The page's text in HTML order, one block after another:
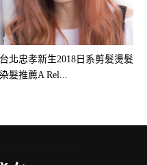
台北忠孝新生2018日系剪髮燙髮
染髮推薦A Rel...